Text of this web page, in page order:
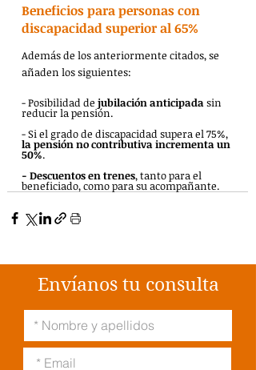
Beneficios para personas con
discapacidad superior al 65%
Además de los anteriormente citados, se
añaden los siguientes:
- Posibilidad de jubilación anticipada sin
reducir la pensión.
- Si el grado de discapacidad supera el 75%,
la pensión no contributiva incrementa un
50%.
- Descuentos en trenes, tanto para el
beneficiado, como para su acompañante.
Envíanos tu consulta